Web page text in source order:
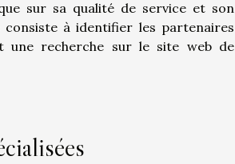
sur sa qualité de service et son
à identifier les partenaires
une recherche sur le site web de